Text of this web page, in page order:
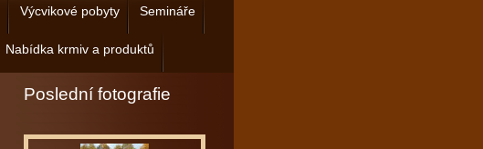
Výcvikové pobyty Semináře
Nabídka krmiv a produktů
Poslední fotografie